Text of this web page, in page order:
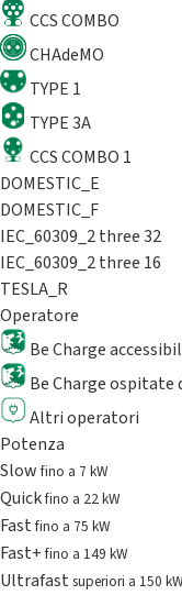
CCS COMBO
CHAdeMO
TYPE 1
TYPE 3A
CCS COMBO 1
DOMESTIC_E
DOMESTIC_F
IEC_60309_2 three 32
IEC_60309_2 three 16
TESLA_R
Operatore
Be Charge
Be Charge
Altri operatori
Potenza
Slowfino a 7 kW
Quickfino a 22 kW
Fastfino a 75 kW
Fast+fino a 149 kW
Ultrafast superiori a 150 kW